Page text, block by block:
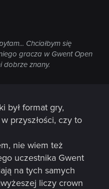
Chciałbym się
gracza w Gwent Open
dobrze znany.
był format gry,
przyszłości, czy to
nie wiem też
uczestnika Gwent
na tych samych
liczy crown